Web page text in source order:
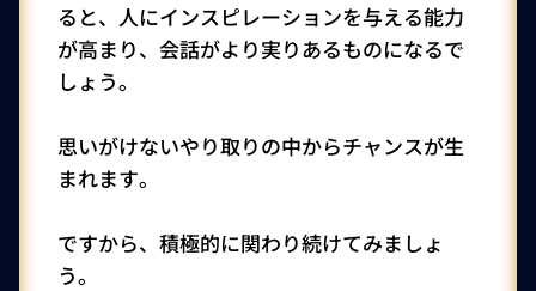
ると、人にインスピレーションを与える能力
が高まり、会話がより実りあるものになるで
しょう。
思いがけないやり取りの中からチャンスが生
まれます。
ですから、積極的に関わり続けてみましょ
う。